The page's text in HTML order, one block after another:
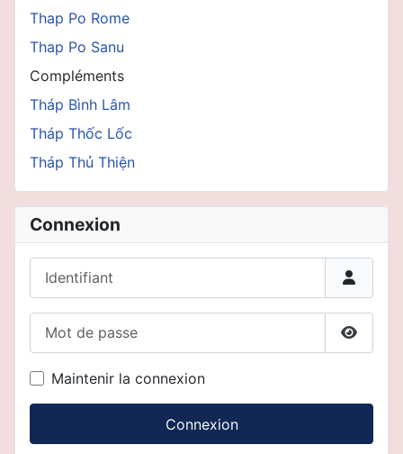
Thap Po Rome
Thap Po Sanu
Compléments
Tháp Bình Lâm
Tháp Thốc Lốc
Tháp Thủ Thiện
Connexion
Maintenir la connexion
Connexion